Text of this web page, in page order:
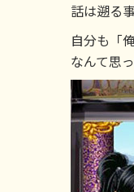
話は遡る
自分も「
なんて思